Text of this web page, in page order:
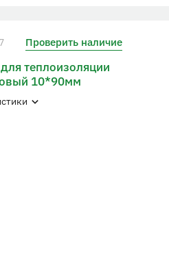
Проверить наличие
теплоизоляции
10*90мм